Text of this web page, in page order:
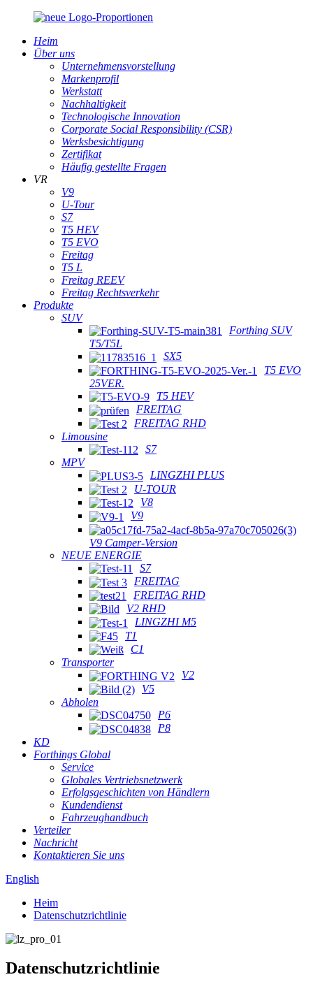
Heim
Über uns
Unternehmensvorstellung
Markenprofil
Werkstatt
Nachhaltigkeit
Technologische Innovation
Corporate Social Responsibility (CSR)
Werksbesichtigung
Zertifikat
Häufig gestellte Fragen
VR
V9
U-Tour
S7
T5 HEV
T5 EVO
Freitag
T5 L
Freitag REEV
Freitag Rechtsverkehr
Produkte
SUV
Forthing SUV
T5/T5L
SX5
T5 EVO
25VER.
T5 HEV
FREITAG
FREITAG RHD
Limousine
S7
MPV
LINGZHI PLUS
U-TOUR
V8
V9
V9 Camper-Version
NEUE ENERGIE
S7
FREITAG
FREITAG RHD
V2 RHD
LINGZHI M5
T1
C1
Transporter
V2
V5
Abholen
P6
P8
KD
Forthings Global
Service
Globales Vertriebsnetzwerk
Erfolgsgeschichten von Händlern
Kundendienst
Fahrzeughandbuch
Verteiler
Nachricht
Kontaktieren Sie uns
English
Heim
Datenschutzrichtlinie
Datenschutzrichtlinie